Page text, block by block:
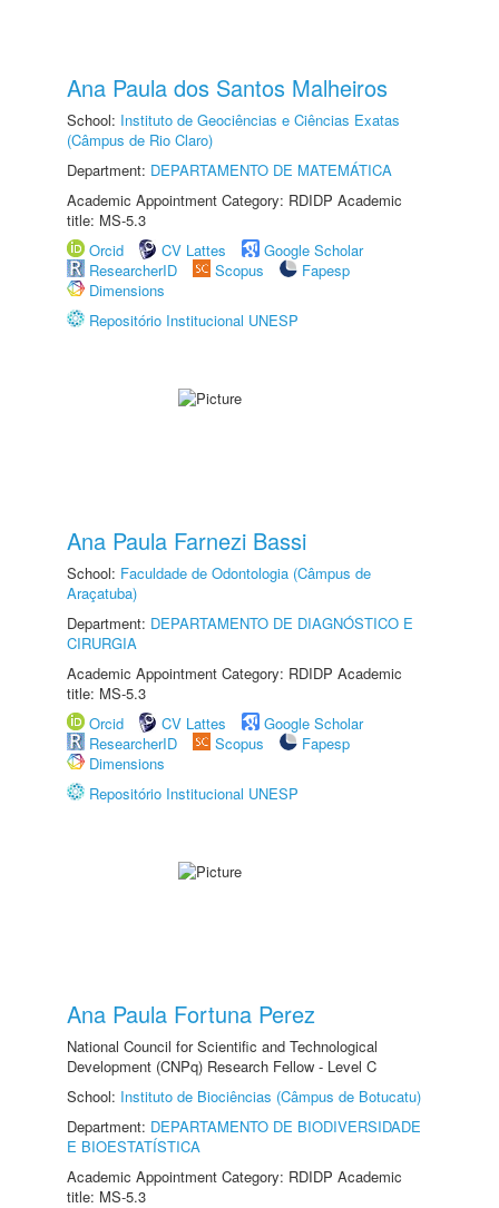
Ana Paula dos Santos Malheiros
School: Instituto de Geociências e Ciências Exatas
(Câmpus de Rio Claro)
Department: DEPARTAMENTO DE MATEMÁTICA
Academic Appointment Category: RDIDP Academic
title: MS-5.3
Orcid
CV Lattes
Google Scholar
ResearcherID
Scopus
Fapesp
Dimensions
Repositório Institucional UNESP
Ana Paula Farnezi Bassi
School: Faculdade de Odontologia (Câmpus de
Araçatuba)
Department: DEPARTAMENTO DE DIAGNÓSTICO E
CIRURGIA
Academic Appointment Category: RDIDP Academic
title: MS-5.3
Orcid
CV Lattes
Google Scholar
ResearcherID
Scopus
Fapesp
Dimensions
Repositório Institucional UNESP
Ana Paula Fortuna Perez
National Council for Scientific and Technological
Development (CNPq) Research Fellow - Level C
School: Instituto de Biociências (Câmpus de Botucatu)
Department: DEPARTAMENTO DE BIODIVERSIDADE
E BIOESTATÍSTICA
Academic Appointment Category: RDIDP Academic
title: MS-5.3